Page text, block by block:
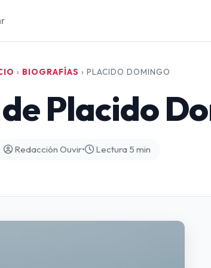
› BIOGRAFÍAS › PLACIDO DOMINGO
Placido
Redacción Ouvir• Lectura 5 min